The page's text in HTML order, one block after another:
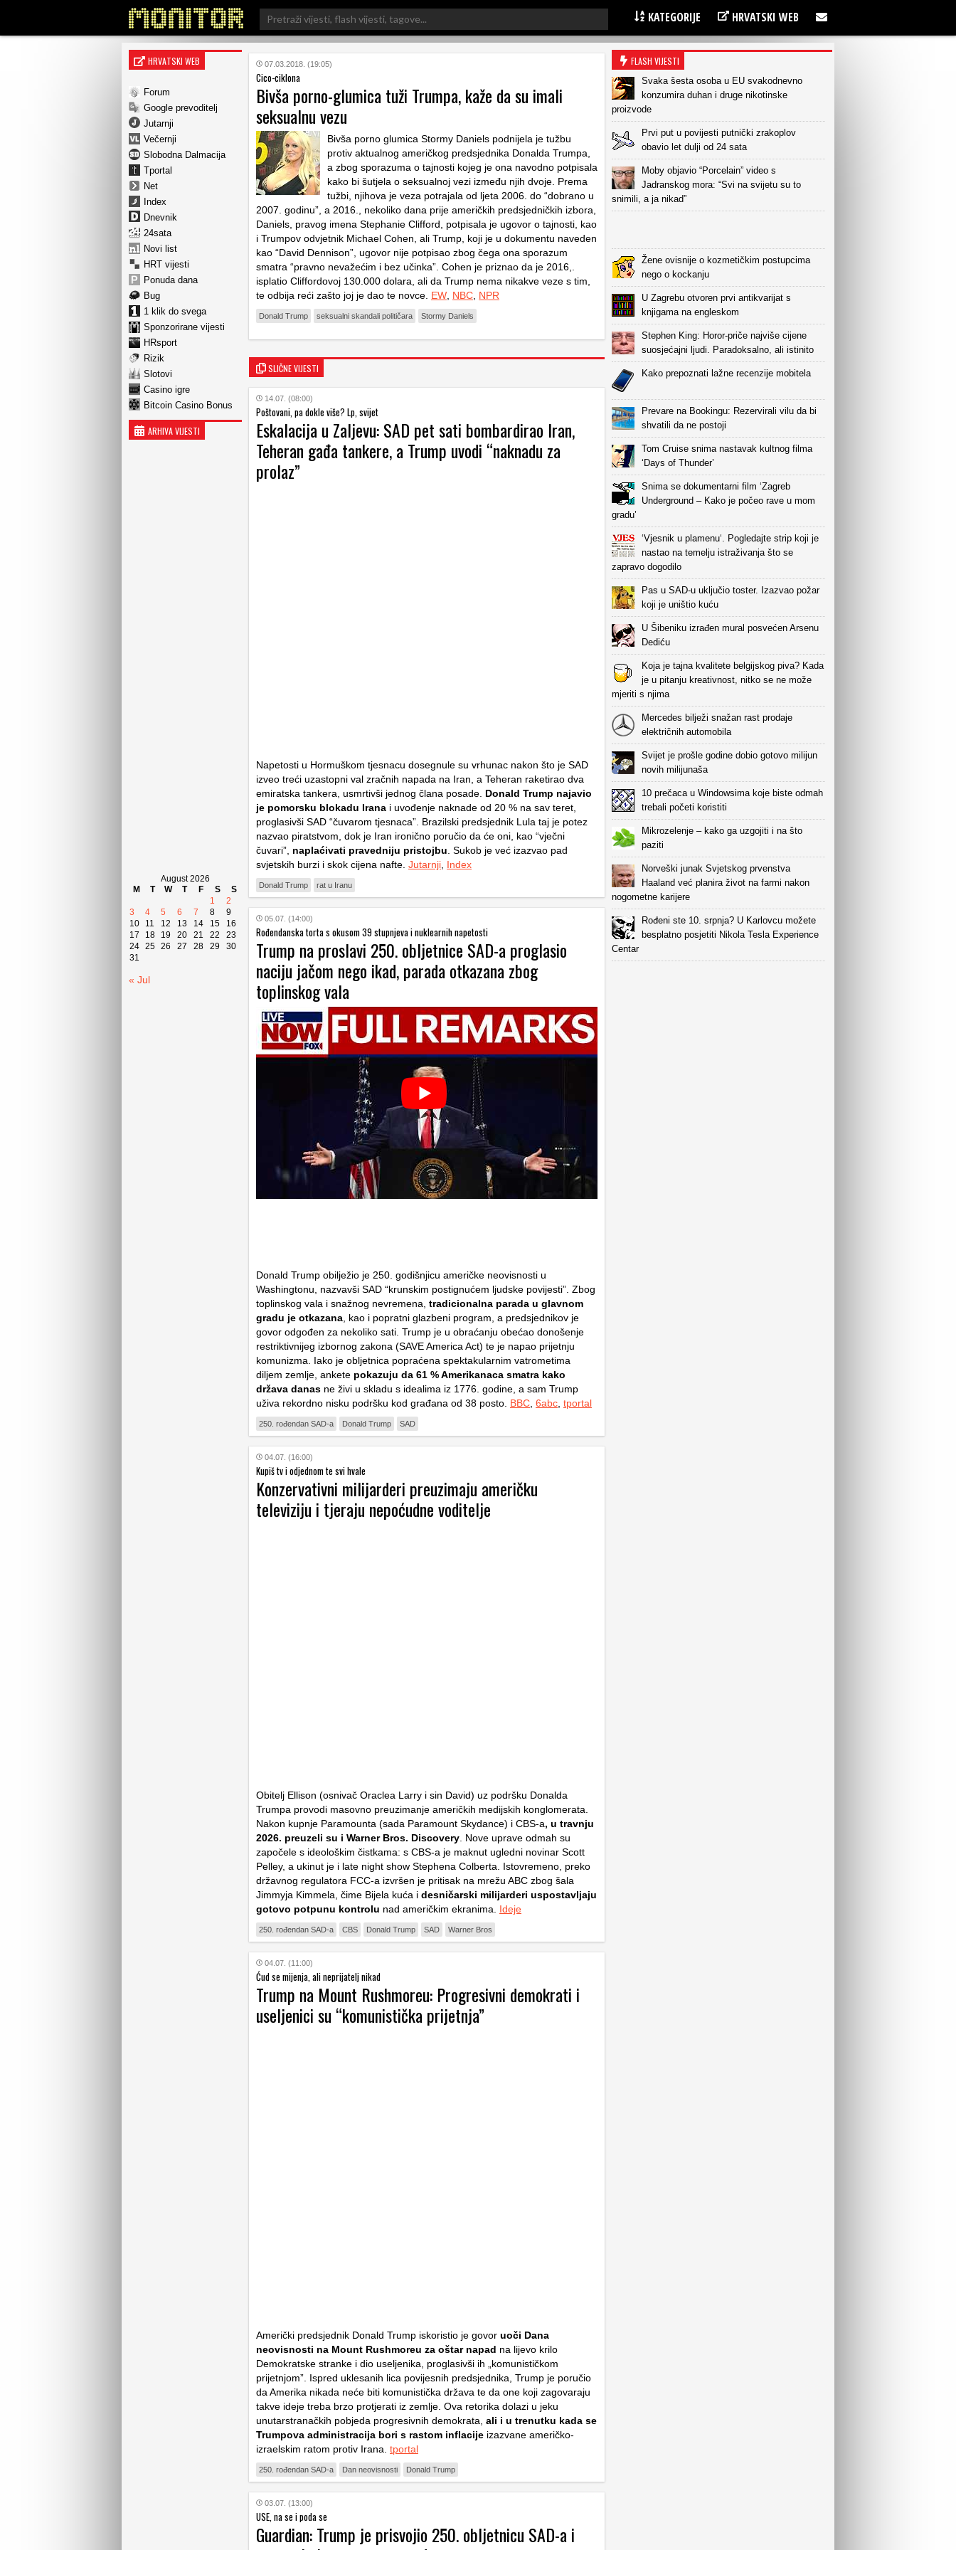
Search
for:
KATEGORIJE HRVATSKI WEB
HRVATSKI WEB
Forum
Google prevoditelj
Jutarnji
Večernji
Slobodna Dalmacija
Tportal
Net
Index
Dnevnik
24sata
Novi list
HRT vijesti
Ponuda dana
Bug
1 klik do svega
Sponzorirane vijesti
HRsport
Rizik
Slotovi
Casino igre
Bitcoin Casino Bonus
ARHIVA VIJESTI
August 2026
M
T W T F S
S
1
2
3
4 5 6 7 8
9
10
11 12 13 14 15
16
17
18 19 20 21 22
23
24 25 26 27 28 29
30
31
« Jul
07.03.2018. (19:05)
Cico-ciklona
Bivša porno-glumica tuži Trumpa, kaže da su imali
seksualnu vezu
Bivša porno glumica Stormy Daniels podnijela je tužbu
protiv aktualnog američkog predsjednika Donalda Trumpa,
a zbog sporazuma o tajnosti kojeg je ona navodno potpisala
kako bi šutjela o seksualnoj vezi između njih dvoje. Prema
tužbi, njihova je veza potrajala od ljeta 2006. do “dobrano u
2007. godinu”, a 2016., nekoliko dana prije američkih predsjedničkih izbora,
Daniels, pravog imena Stephanie Clifford, potpisala je ugovor o tajnosti, kao
i Trumpov odvjetnik Michael Cohen, ali Trump, koji je u dokumentu naveden
kao “David Dennison”, ugovor nije potpisao zbog čega ona sporazum
smatra “pravno nevažećim i bez učinka”. Cohen je priznao da je 2016,.
isplatio Cliffordovoj 130.000 dolara, ali da Trump nema nikakve veze s tim,
te odbija reći zašto joj je dao te novce. EW NBC NPR
Donald Trump seksualni skandali političara Stormy Daniels
SLIČNE VIJESTI
14.07. (08:00)
Poštovani, pa dokle više? Lp, svijet
Eskalacija u Zaljevu: SAD pet sati bombardirao Iran,
Teheran gađa tankere, a Trump uvodi “naknadu za
prolaz”
Napetosti u Hormuškom tjesnacu dosegnule su vrhunac nakon što je SAD
izveo treći uzastopni val zračnih napada na Iran, a Teheran raketirao dva
emiratska tankera, usmrtivši jednog člana posade. Donald Trump najavio
je pomorsku blokadu Irana i uvođenje naknade od 20 % na sav teret,
proglasivši SAD “čuvarom tjesnaca”. Brazilski predsjednik Lula taj je potez
nazvao piratstvom, dok je Iran ironično poručio da će oni, kao “vječni
čuvari”, naplaćivati pravedniju pristojbu. Sukob je već izazvao pad
svjetskih burzi i skok cijena nafte. Jutarnji, Index
Donald Trump rat u Iranu
05.07. (14:00)
Rođendanska torta s okusom 39 stupnjeva i nuklearnih napetosti
Trump na proslavi 250. obljetnice SAD-a proglasio
naciju jačom nego ikad, parada otkazana zbog
toplinskog vala
Donald Trump obilježio je 250. godišnjicu američke neovisnosti u
Washingtonu, nazvavši SAD “krunskim postignućem ljudske povijesti”. Zbog
toplinskog vala i snažnog nevremena, tradicionalna parada u glavnom
gradu je otkazana, kao i popratni glazbeni program, a predsjednikov je
govor odgođen za nekoliko sati. Trump je u obraćanju obećao donošenje
restriktivnijeg izbornog zakona (SAVE America Act) te je napao prijetnju
komunizma. Iako je obljetnica popraćena spektakularnim vatrometima
diljem zemlje, ankete pokazuju da 61 % Amerikanaca smatra kako
država danas ne živi u skladu s idealima iz 1776. godine, a sam Trump
uživa rekordno nisku podršku kod građana od 38 posto. BBC, 6abc, tportal
250. rođendan SAD-a Donald Trump SAD
04.07. (16:00)
Kupiš tv i odjednom te svi hvale
Konzervativni milijarderi preuzimaju američku
televiziju i tjeraju nepoćudne voditelje
Obitelj Ellison (osnivač Oraclea Larry i sin David) uz podršku Donalda
Trumpa provodi masovno preuzimanje američkih medijskih konglomerata.
Nakon kupnje Paramounta (sada Paramount Skydance) i CBS-a, u travnju
2026. preuzeli su i Warner Bros. Discovery. Nove uprave odmah su
započele s ideološkim čistkama: s CBS-a je maknut ugledni novinar Scott
Pelley, a ukinut je i late night show Stephena Colberta. Istovremeno, preko
državnog regulatora FCC-a izvršen je pritisak na mrežu ABC zbog šala
Jimmyja Kimmela, čime Bijela kuća i desničarski milijarderi uspostavljaju
gotovo potpunu kontrolu nad američkim ekranima. Ideje
250. rođendan SAD-a CBS Donald Trump SAD Warner Bros
04.07. (11:00)
Ćud se mijenja, ali neprijatelj nikad
Trump na Mount Rushmoreu: Progresivni demokrati i
useljenici su “komunistička prijetnja”
Američki predsjednik Donald Trump iskoristio je govor uoči Dana
neovisnosti na Mount Rushmoreu za oštar napad na lijevo krilo
Demokratske stranke i dio useljenika, proglasivši ih „komunističkom
prijetnjom”. Ispred uklesanih lica povijesnih predsjednika, Trump je poručio
da Amerika nikada neće biti komunistička država te da one koji zagovaraju
takve ideje treba brzo protjerati iz zemlje. Ova retorika dolazi u jeku
unutarstranačkih pobjeda progresivnih demokrata, ali i u trenutku kada se
Trumpova administracija bori s rastom inflacije izazvane američko-
izraelskim ratom protiv Irana. tportal
250. rođendan SAD-a Dan neovisnosti Donald Trump
03.07. (13:00)
USE, na se i poda se
Guardian: Trump je prisvojio 250. obljetnicu SAD-a i
FLASH VIJESTI
Svaka šesta osoba u EU svakodnevno
konzumira duhan i druge nikotinske
proizvode
Prvi put u povijesti putnički zrakoplov
obavio let dulji od 24 sata
Moby objavio “Porcelain” video s
Jadranskog mora: “Svi na svijetu su to
snimili, a ja nikad”
Žene ovisnije o kozmetičkim postupcima
nego o kockanju
U Zagrebu otvoren prvi antikvarijat s
knjigama na engleskom
Stephen King: Horor-priče najviše cijene
suosjećajni ljudi. Paradoksalno, ali istinito
Kako prepoznati lažne recenzije mobitela
Prevare na Bookingu: Rezervirali vilu da bi
shvatili da ne postoji
Tom Cruise snima nastavak kultnog filma
‘Days of Thunder’
Snima se dokumentarni film ‘Zagreb
Underground – Kako je počeo rave u mom
gradu’
‘Vjesnik u plamenu‘. Pogledajte strip koji je
nastao na temelju istraživanja što se
zapravo dogodilo
Pas u SAD-u uključio toster. Izazvao požar
koji je uništio kuću
U Šibeniku izrađen mural posvećen Arsenu
Dediću
Koja je tajna kvalitete belgijskog piva? Kada
je u pitanju kreativnost, nitko se ne može
mjeriti s njima
Mercedes bilježi snažan rast prodaje
električnih automobila
Svijet je prošle godine dobio gotovo milijun
novih milijunaša
10 prečaca u Windowsima koje biste odmah
trebali početi koristiti
Mikrozelenje – kako ga uzgojiti i na što
paziti
Norveški junak Svjetskog prvenstva
Haaland već planira život na farmi nakon
nogometne karijere
Rođeni ste 10. srpnja? U Karlovcu možete
besplatno posjetiti Nikola Tesla Experience
Centar